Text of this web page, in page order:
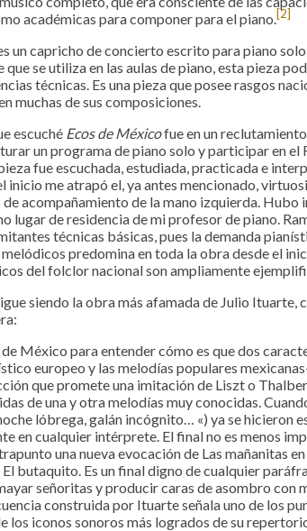
académicas para componer para el piano.[2]
un capricho de concierto escrito para piano
que se utiliza en las aulas de piano, esta pieza
técnicas. Es una pieza que posee rasgos
muchas de sus composiciones.
escuché Ecos de Méxicofue en un
un programa de piano solo y participar en
fue escuchada, estudiada, practicada e
inicio me atrapó el, ya antes mencionado,
acompañamiento de la mano izquierda.
lugar de residencia de mi profesor de piano.
técnicas básicas, pues la demanda
predomina en toda la obra desde el
del folclor nacional son ampliamente
siendo la obra más afamada de Julio
México para entender cómo es que dos
europeo y las melodías populares
que promete una imitación de Liszt o
de una y otra melodías muy conocidas.
lóbrega, galán incógnito… «) ya se hicieron
en cualquier intérprete. El final no es menos
una nueva evocación de Las mañanitas
butaquito. Es un final digno de cualquier
señoritas y producir caras de asombro con
construida por Ituarte señala uno de los
los iconos sonoros más logrados de su